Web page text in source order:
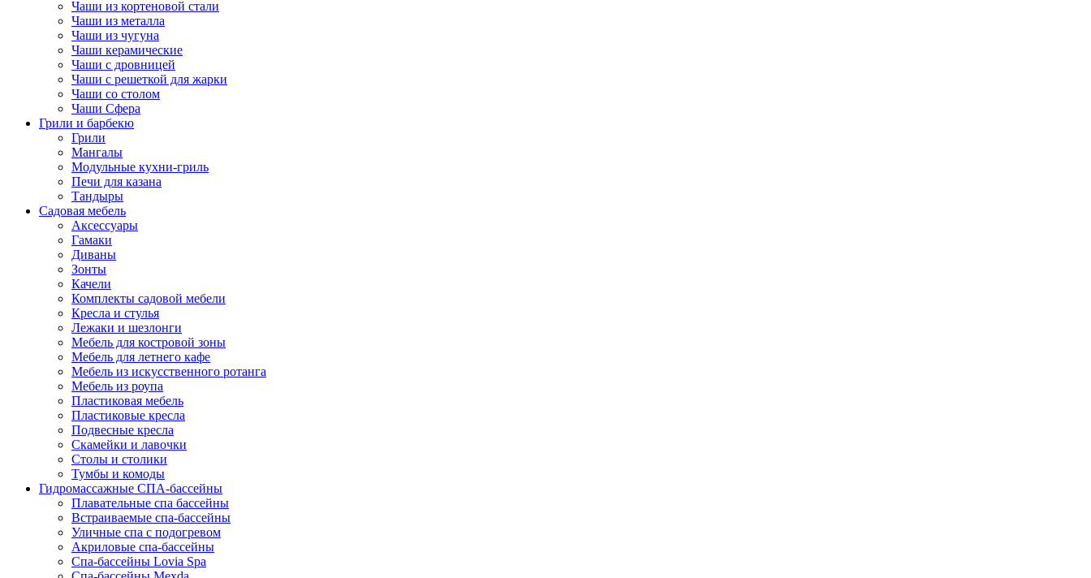
Чаши из кортеновой стали
Чаши из металла
Чаши из чугуна
Чаши керамические
Чаши с дровницей
Чаши с решеткой для жарки
Чаши со столом
Чаши Сфера
Грили и барбекю
Грили
Мангалы
Модульные кухни-гриль
Печи для казана
Тандыры
Садовая мебель
Аксессуары
Гамаки
Диваны
Зонты
Качели
Комплекты садовой мебели
Кресла и стулья
Лежаки и шезлонги
Мебель для костровой зоны
Мебель для летнего кафе
Мебель из искусственного ротанга
Мебель из роупа
Пластиковая мебель
Пластиковые кресла
Подвесные кресла
Скамейки и лавочки
Столы и столики
Тумбы и комоды
Гидромассажные СПА-бассейны
Плавательные спа бассейны
Встраиваемые спа-бассейны
Уличные спа с подогревом
Акриловые спа-бассейны
Спа-бассейны Lovia Spa